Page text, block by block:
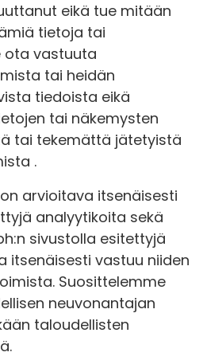
eikä tue mitään
tietoja tai
ota vastuuta
tai heidän
tiedoista eikä
tai näkemysten
tai tekemättä jätetyistä
.
arvioitava itsenäisesti
analyytikoita sekä
sivustolla esitettyjä
itsenäisesti vastuu niiden
Suosittelemme
neuvonantajan
taloudellisten